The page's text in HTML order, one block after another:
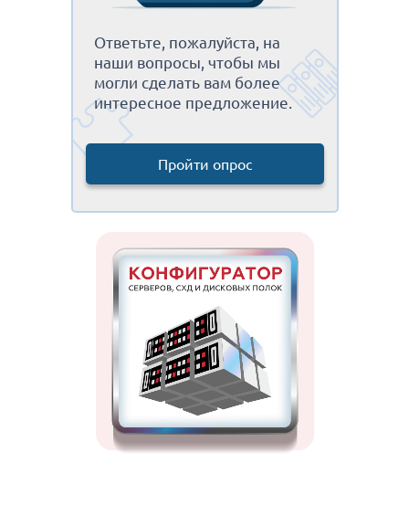
Ответьте, пожалуйста, на
наши вопросы, чтобы мы
могли сделать вам более
интересное предложение.
Пройти опрос